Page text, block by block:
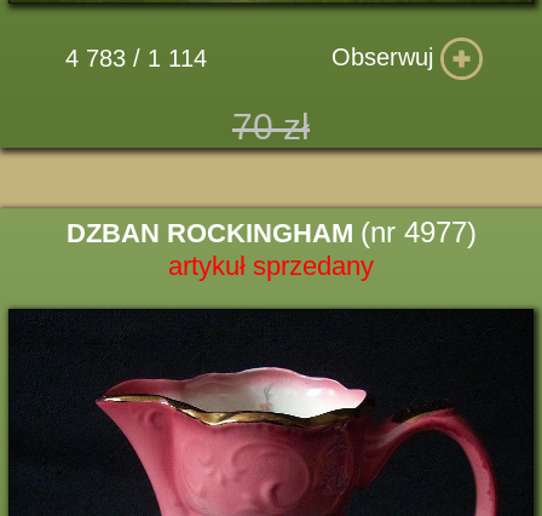
4 783 / 1 114 Obserwuj
70 zł
DZBAN ROCKINGHAM (nr 4977)
artykuł sprzedany